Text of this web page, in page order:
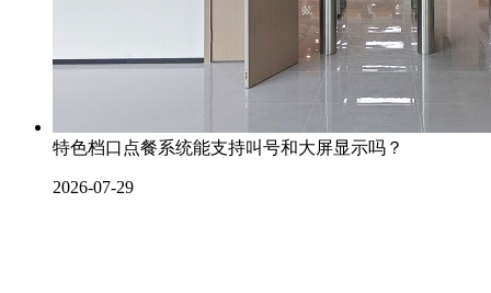
特色档口点餐系统能支持叫号和大屏显示吗？
2026-07-29